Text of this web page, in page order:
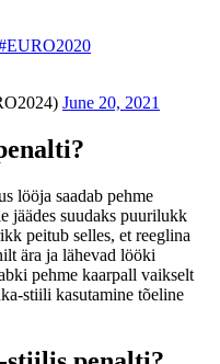
June 20, 2021
lööja saadab pehme
jäädes suudaks puurilukk
peitub selles, et reeglina
ära ja lähevad lööki
pehme kaarpall vaikselt
stiili kasutamine tõeline